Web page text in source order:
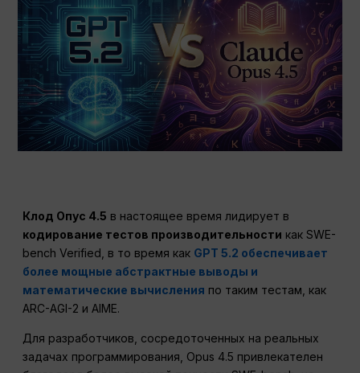
Клод Опус 4.5 в настоящее время лидирует в
кодирование тестов производительности как SWE-
bench Verified, в то время как GPT 5.2 обеспечивает
более мощные абстрактные выводы и
математические вычисления по таким тестам, как
ARC-AGI-2 и AIME.
Для разработчиков, сосредоточенных на реальных
задачах программирования, Opus 4.5 привлекателен